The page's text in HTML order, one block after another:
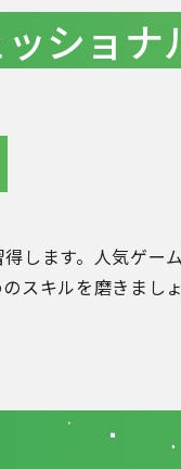
ショナ
します。人気ゲー
スキルを磨きまし